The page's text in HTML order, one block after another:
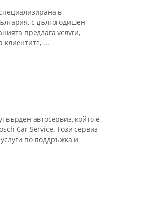
в
с дългогодишен
предлага услуги,
клиентите, ...
автосервиз, който е
Car Service. Този сервиз
по поддръжка и